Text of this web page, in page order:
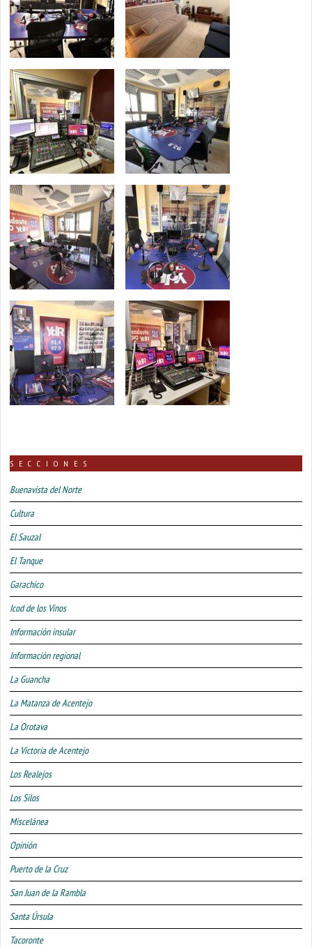
SECCIONES
Buenavista del Norte
Cultura
El Sauzal
El Tanque
Garachico
Icod de los Vinos
Información insular
Información regional
La Guancha
La Matanza de Acentejo
La Orotava
La Victoria de Acentejo
Los Realejos
Los Silos
Miscelánea
Opinión
Puerto de la Cruz
San Juan de la Rambla
Santa Úrsula
Tacoronte